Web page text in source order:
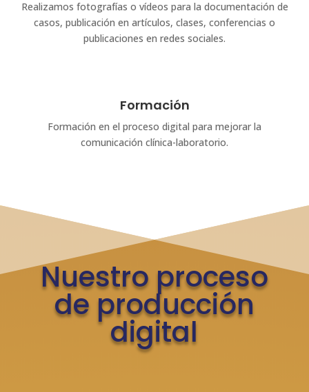
Realizamos fotografías o vídeos para la documentación de
casos, publicación en artículos, clases, conferencias o
publicaciones en redes sociales.
Formación
Formación en el proceso digital para mejorar la
comunicación clínica-laboratorio.
Nuestro proceso
de producción
digital